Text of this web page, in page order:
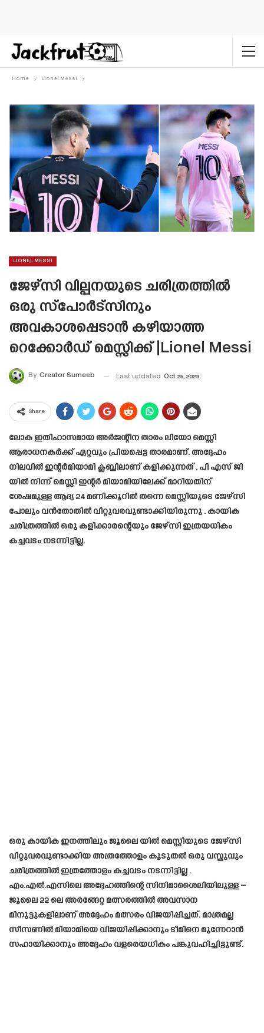
Home Lionel Messi
LIONEL MESSI
ജേഴ്സി വില്പനയുടെ ചരിത്രത്തിൽ
ഒരു സ്പോർട്സിനും
അവകാശപ്പെടാൻ കഴിയാത്ത
റെക്കോർഡ് മെസ്സിക്ക് |Lionel Messi
By Creator Sumeeb Last updated Oct 25, 2023
Share
ലോക ഇതിഹാസമായ അർജന്റീന താരം ലിയോ മെസ്സി
ആരാധനകർക്ക് ഏറ്റവും പ്രിയപ്പെട്ട താരമാണ്. അദ്ദേഹം
നിലവിൽ ഇന്റർമിയാമി ക്ലബ്ബിലാണ് കളിക്കുന്നത് . പി എസ് ജി
യിൽ നിന്ന് മെസ്സി ഇന്റർ മിയാമിയിലേക്ക് മാറിയതിന്
ശേഷമുള്ള ആദ്യ 24 മണിക്കൂറിൽ തന്നെ മെസ്സിയുടെ ജേഴ്‌സി
പോലും വൻതോതിൽ വിറ്റുവരവുണ്ടാക്കിയിരുന്നു . കായിക
ചരിത്രത്തിൽ ഒരു കളിക്കാരന്റെയും ജേഴ്സി ഇത്രയധികം
കച്ചവടം നടന്നിട്ടില്ല.
ഒരു കായിക ഇനത്തിലും ജൂലൈ യിൽ മെസ്സിയുടെ ജേഴ്‌സി
വിറ്റുവരവുണ്ടാക്കിയ അത്രത്തോളം കൂടുതൽ ഒരു വസ്തുവും
ചരിത്രത്തിൽ ഇത്രത്തോളം കച്ചവടം നടന്നിട്ടില്ല .
എം.എൽ.എസിലെ അദ്ദേഹത്തിന്റെ സിനിമാശൈലിയിലുള്ള –
ജൂലൈ 22 ലെ അരങ്ങേറ്റ മത്സരത്തിൽ അവസാന
മിനുട്ടുകളിലാണ് അദ്ദേഹം മത്സരം വിജയിപ്പിച്ചത്. മാത്രമല്ല
സീസണിൽ മിയാമിയെ വിജയിപ്പിക്കാനും ടീമിനെ മുന്നേറാൻ
സഹായിക്കാനും അദ്ദേഹം വളരെയധികം പങ്കുവഹിച്ചിട്ടുണ്ട്.